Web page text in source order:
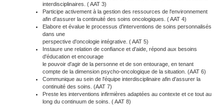
interdisciplinaires. ( AAT 3)
Participe activement à la gestion des ressources de l'environnement
afin d'assurer la continuité des soins oncologiques. ( AAT 4)
Elabore et évalue le processus d'interventions de soins personnalisés
dans une
perspective d'oncologie intégrative. ( AAT 5)
Instaure une relation de confiance et d'aide, répond aux besoins
d'éducation et encourage
le pouvoir d'agir de la personne et de son entourage, en tenant
compte de la dimension psycho-oncologique de la situation. (AAT 6)
Communique au sein de l'équipe interdisciplinaire afin d'assurer la
continuité des soins. (AAT 7)
Preste les interventions infirmières adaptées au contexte et ce tout au
long du continuum de soins. ( AAT 8)